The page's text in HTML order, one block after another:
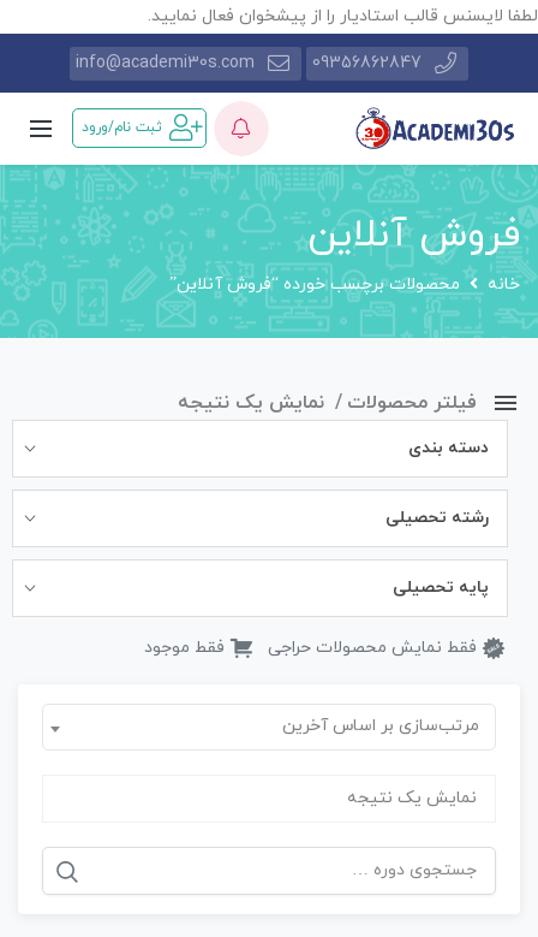
لطفا لایسنس قالب استادیار را از پیشخوان فعال نمایید.
09356862847
info@academi30s.com
ثبت نام/ورود
فروش آنلاین
خانه محصولات برچسب خورده “فروش آنلاین”
فیلتر محصولات نمایش یک نتیجه
دسته بندی
رشته تحصیلی
پایه تحصیلی
فقط نمایش محصولات حراجی فقط موجود
مرتب‌سازی بر اساس آخرین
نمایش یک نتیجه
جستجو
برای: